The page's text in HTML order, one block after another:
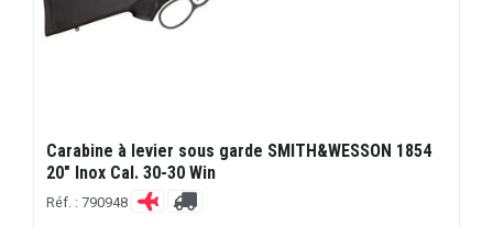
Carabine à levier sous garde SMITH&WESSON 1854
20" Inox Cal. 30-30 Win
Réf. : 790948